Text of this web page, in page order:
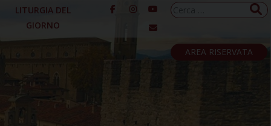
LITURGIA DEL
GIORNO
Ricerca
AREA RISERVATA